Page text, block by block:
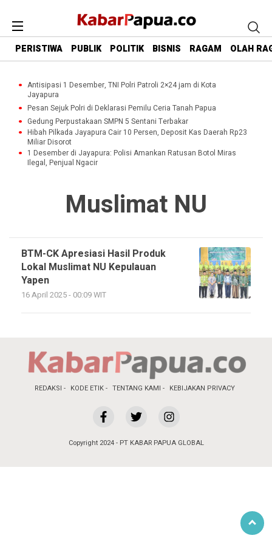
PERISTIWA PUBLIK POLITIK BISNIS RAGAM OLAH
Antisipasi 1 Desember, TNI Polri Patroli 2×24 jam di Kota
Jayapura
Pesan Sejuk Polri di Deklarasi Pemilu Ceria Tanah Papua
Gedung Perpustakaan SMPN 5 Sentani Terbakar
Hibah Pilkada Jayapura Cair 10 Persen, Deposit Kas Daerah Rp23
Miliar Disorot
1 Desember di Jayapura: Polisi Amankan Ratusan Botol Miras
Ilegal, Penjual Ngacir
Muslimat NU
BTM-CK Apresiasi Hasil Produk
Lokal Muslimat NU Kepulauan
Yapen
16 April 2025 - 00:09 WIT
REDAKSI KODE ETIK TENTANG KAMI KEBIJAKAN PRIVACY
Copyright 2024 - PT KABAR PAPUA GLOBAL